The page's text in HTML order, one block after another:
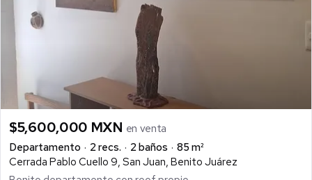
$5,600,000 MXN en venta
Departamento
2 recs. 2 baños
85 m²
Cerrada Pablo Cuello 9, San Juan, Benito Juárez